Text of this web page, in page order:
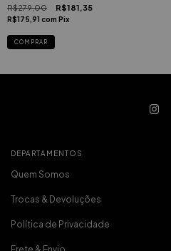
R$279,00 R$181,35
R$175,91 com Pix
COMPRAR
DEPARTAMENTOS
Quem Somos
Trocas & Devoluções
Política de Privacidade